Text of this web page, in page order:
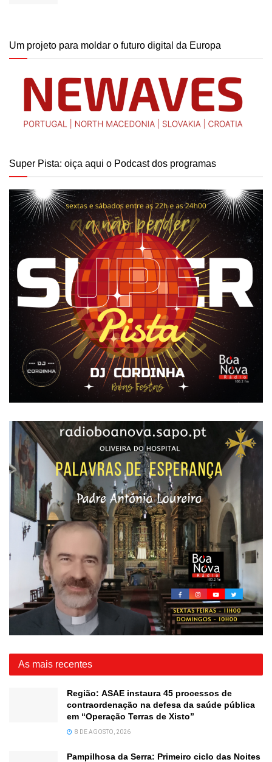
Um projeto para moldar o futuro digital da Europa
Super Pista: oiça aqui o Podcast dos programas
As mais recentes
Região: ASAE instaura 45 processos de
contraordenação na defesa da saúde pública
em “Operação Terras de Xisto”
8 DE AGOSTO, 2026
Pampilhosa da Serra: Primeiro ciclo das Noites